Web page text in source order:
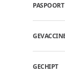
PASPOORT
GECHIPT